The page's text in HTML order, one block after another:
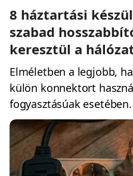
8 háztartási
szabad
keresztül a
Elméletben a legjobb,
külön konnektort
fogyasztásúak esetében.